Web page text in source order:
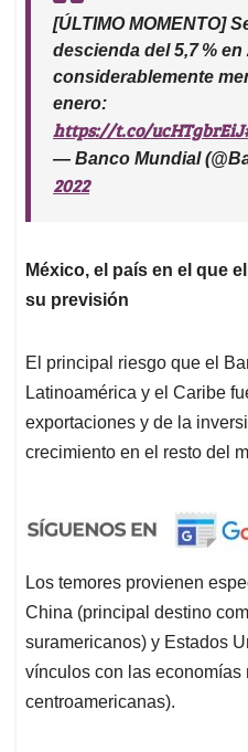
[ÚLTIMO MOMENTO]
descienda del 5,7 %
considerablemente
enero:
https://t.co/ucHTgbrEiJ
— Banco Mundial
2022
México, el país en el que
su previsión
El principal riesgo que el
Latinoamérica y el Caribe
exportaciones y de la
crecimiento en el resto del
Los temores provienen
China (principal destino
suramericanos) y Estados
vínculos con las economías
centroamericanas).